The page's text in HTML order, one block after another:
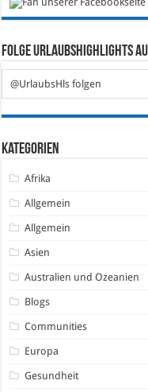
Folge Urlaubshighlights
@UrlaubsHls folgen
Kategorien
Afrika
Allgemein
Allgemein
Asien
Australien und Ozeanien
Blogs
Communities
Europa
Gesundheit